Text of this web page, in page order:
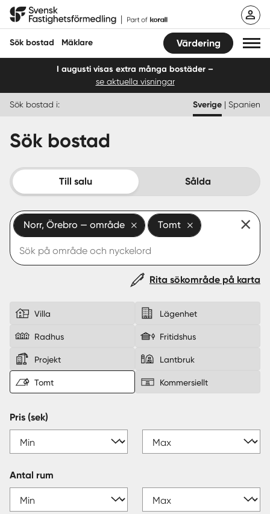
Hoppa
Svensk Fastighetsförmedling
Sök bostad Mäklare Värdering
Sälja
Köpa
Start
Logga in
I augusti visas extra många bostäder –
se aktuella visningar
Sök bostad i: Sverige | Spanien
Sök bostad
Till salu Sålda
Norr, Örebro — område Tomt
Rita sökområde på karta
Villa Lägenhet
Radhus Fritidshus
Projekt Lantbruk
Tomt Kommersiellt
Pris (sek)
Antal rum